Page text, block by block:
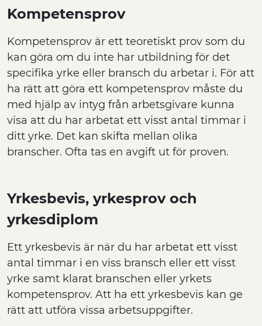
Kompetensprov
Kompetensprov är ett teoretiskt prov som du
kan göra om du inte har utbildning för det
specifika yrke eller bransch du arbetar i. För att
ha rätt att göra ett kompetensprov måste du
med hjälp av intyg från arbetsgivare kunna
visa att du har arbetat ett visst antal timmar i
ditt yrke. Det kan skifta mellan olika
branscher. Ofta tas en avgift ut för proven.
Yrkesbevis, yrkesprov och
yrkesdiplom
Ett yrkesbevis är när du har arbetat ett visst
antal timmar i en viss bransch eller ett visst
yrke samt klarat branschen eller yrkets
kompetensprov. Att ha ett yrkesbevis kan ge
rätt att utföra vissa arbetsuppgifter.